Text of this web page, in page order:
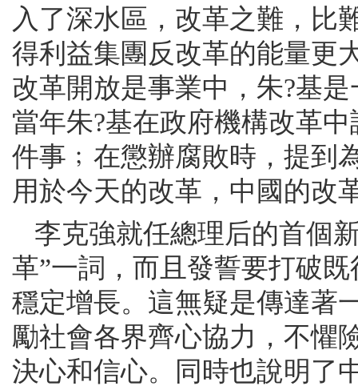
入了深水區，改革之難，比
得利益集團反改革的能量更
改革開放是事業中，朱?基
當年朱?基在政府機構改革
件事﹔在懲辦腐敗時，提到
用於今天的改革，中國的改
李克強就任總理后的首個
革”一詞，而且發誓要打破
穩定增長。這無疑是傳達著
勵社會各界齊心協力，不懼
決心和信心。同時也說明了